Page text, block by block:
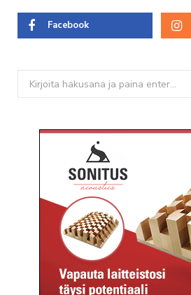
Facebook
Search
for: